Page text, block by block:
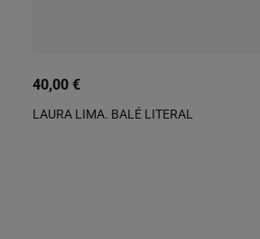
40,00 €
LAURA LIMA. BALÉ LITERAL